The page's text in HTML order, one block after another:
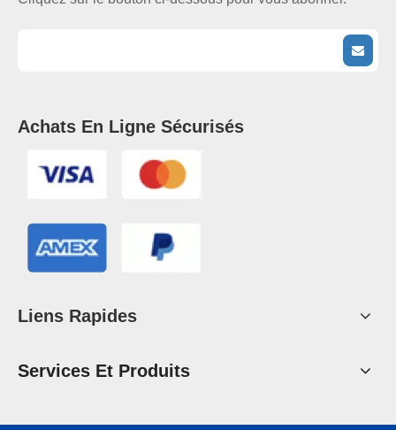
Achats En Ligne Sécurisés
Liens Rapides
Services Et Produits